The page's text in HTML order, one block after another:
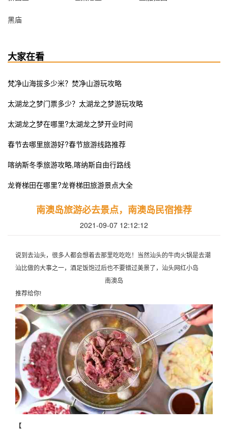
黑庙
大家在看
梵净山海拔多少米？焚净山游玩攻略
太湖龙之梦门票多少？太湖龙之梦游玩攻略
太湖龙之梦在哪里?太湖龙之梦开业时间
春节去哪里旅游好?春节旅游线路推荐
喀纳斯冬季旅游攻略,喀纳斯自由行路线
​龙脊梯田在哪里?龙脊梯田旅游景点大全
​南澳岛旅游必去景点，南澳岛民宿推荐
2021-09-07 12:12:12
说到去汕头，很多人都会想着去那里吃吃吃！当然汕头的牛肉火锅是去潮
汕比做的大事之一，酒足饭饱过后也不要错过美景了，汕头网红小岛
南澳岛
推荐给你!
【